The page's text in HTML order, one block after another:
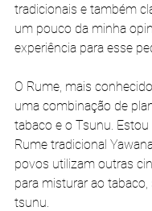
tradicionais e também
um pouco da minha
experiência para esse
O Rume, mais
uma combinação de
tabaco e o Tsunu.
Rume tradicional
povos utilizam outras
para misturar ao
tsunu.